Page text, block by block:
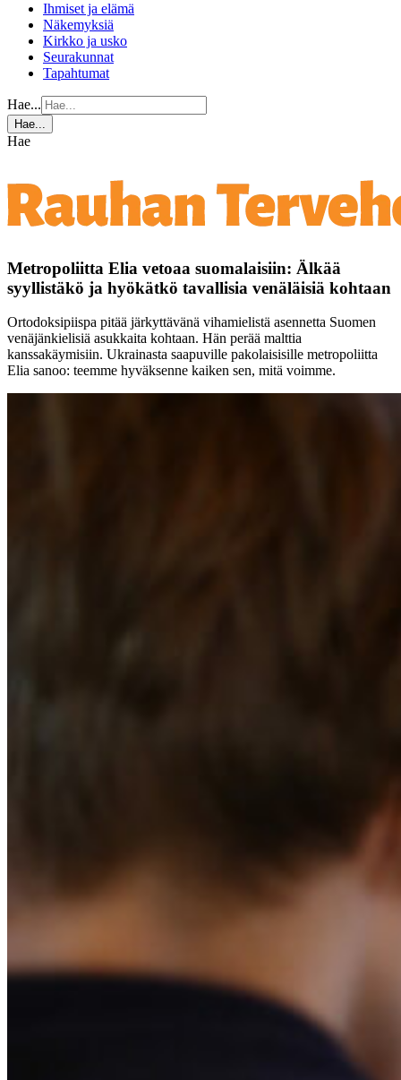
Ihmiset ja elämä
Näkemyksiä
Kirkko ja usko
Seurakunnat
Tapahtumat
Hae...
Hae...
Hae
Metropoliitta Elia vetoaa suomalaisiin: Älkää
syyllistäkö ja hyökätkö tavallisia venäläisiä kohtaan
Ortodoksipiispa pitää järkyttävänä vihamielistä asennetta Suomen
venäjänkielisiä asukkaita kohtaan. Hän perää malttia
kanssakäymisiin. Ukrainasta saapuville pakolaisisille metropoliitta
Elia sanoo: teemme hyväksenne kaiken sen, mitä voimme.